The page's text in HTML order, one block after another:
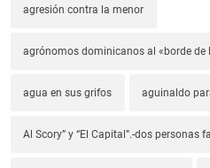
agresión contra la menor
agrónomos dominicanos al «borde de
agua en sus grifos aguinaldo
Al Scory” y “El Capital”.-dos personas